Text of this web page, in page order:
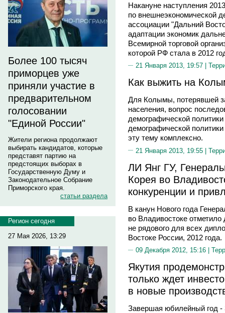
Более 100 тысяч
приморцев уже
приняли участие в
предварительном
голосовании
"Единой России"
Жители региона продолжают
выбирать кандидатов, которые
представят партию на
предстоящих выборах в
Государственную Думу и
Законодательное Собрание
Приморского края.
статьи раздела
Регион сегодня
27 Мая 2026, 13:29
Накануне наступления
по внешнеэкономической
ассоциации "Дальний
адаптации экономик
Всемирной торговой
которой РФ стала в 2012
21 Января 2013, 19:57 |
Как выжить на
Для Колымы, потерявшей
населения, вопрос
демографической
демографической
эту тему комплексно.
21 Января 2013, 19:55 |
ЛИ Янг ГУ,
Корея во
конкуренции и
В канун Нового года
во Владивостоке отметило
не рядового для всех
Востоке России, 2012 года.
09 Декабря 2012, 15:16 |
Якутия
только ждет
в новые
Завершая юбилейный год -